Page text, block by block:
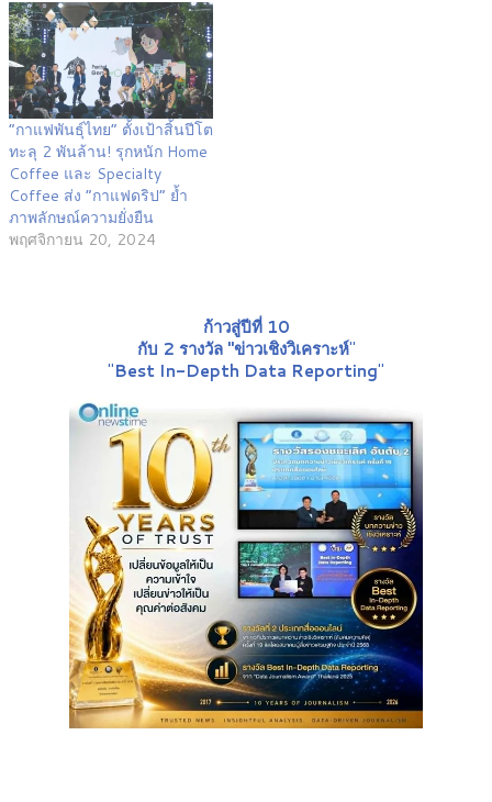
“กาแฟพันธุ์ไทย” ตั้งเป้าสิ้นปีโต
ทะลุ 2 พันล้าน! รุกหนัก Home
Coffee และ Specialty
Coffee ส่ง “กาแฟดริป” ย้ำ
ภาพลักษณ์ความยั่งยืน
พฤศจิกายน 20, 2024
ก้าวสู่ปีที่ 10
กับ 2 รางวัล "ข่าวเชิงวิเคราะห์"
"Best In-Depth Data Reporting"